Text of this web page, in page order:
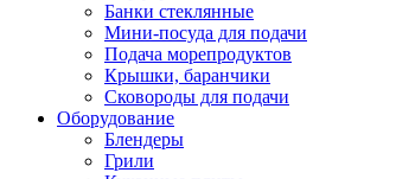
Банки стеклянные
Мини-посуда для подачи
Подача морепродуктов
Крышки, баранчики
Сковороды для подачи
Оборудование
Блендеры
Грили